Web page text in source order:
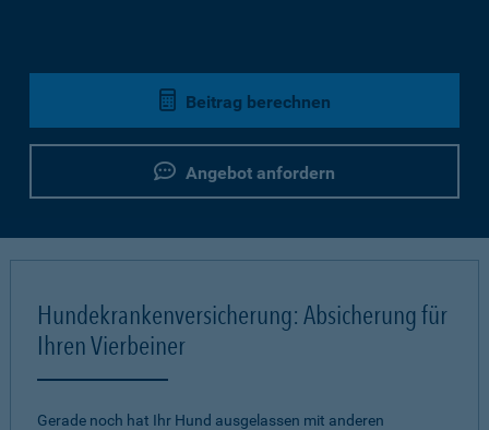
Beitrag berechnen
Angebot anfordern
Hundekrankenversicherung: Absicherung für
Ihren Vierbeiner
Gerade noch hat Ihr Hund ausgelassen mit anderen